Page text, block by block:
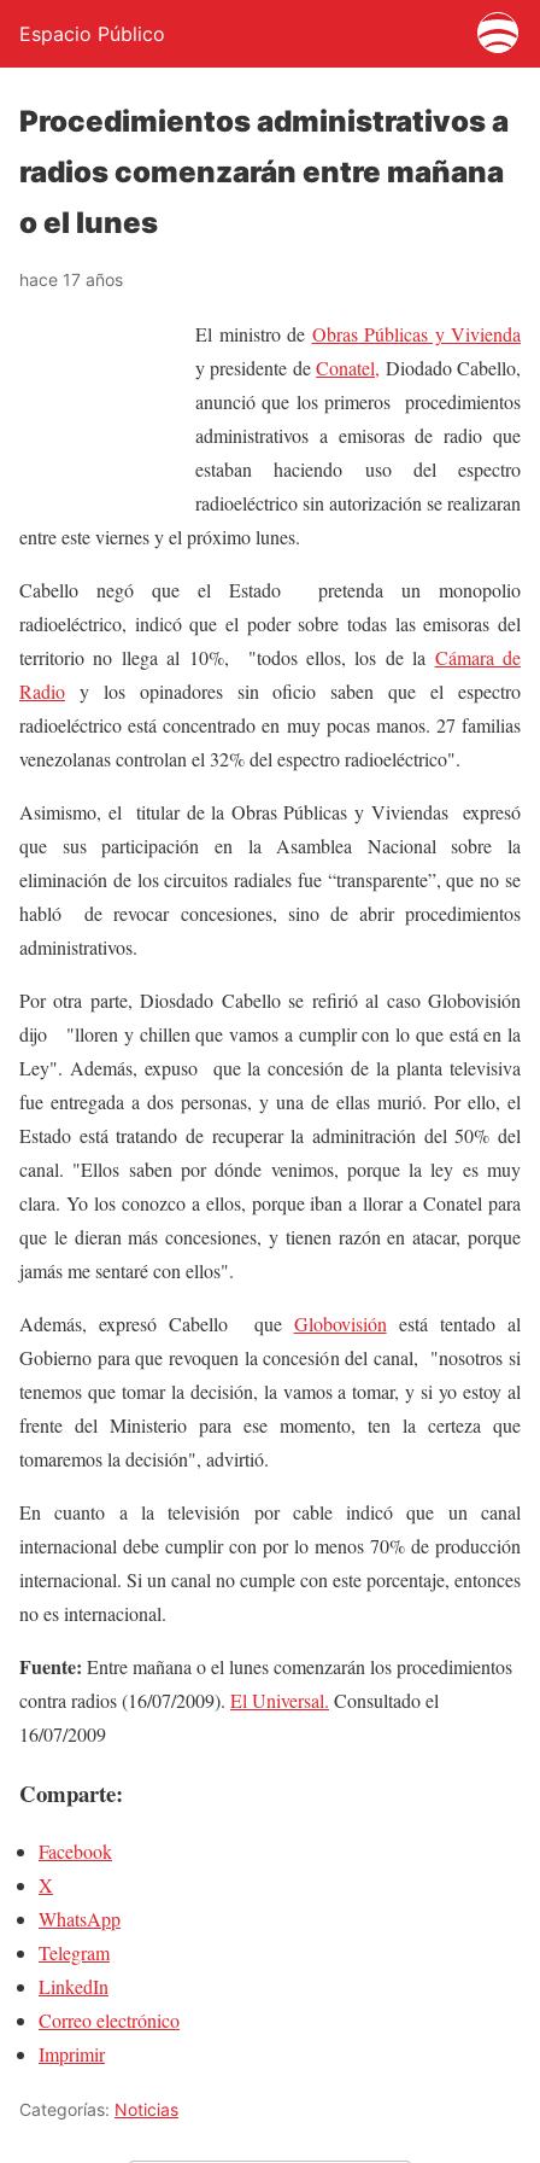
Espacio Público
Procedimientos administrativos a
radios comenzarán entre mañana
o el lunes
hace 17 años
El ministro de Obras Públicas y Vivienda
y presidente deConatel, Diodado Cabello,
anunció que los primeros procedimientos
administrativos a emisoras de radio que
estaban haciendo uso del espectro
radioeléctrico sin autorización se realizaran
entre este viernes y el próximo lunes.
Cabello negó que el Estado pretenda un monopolio
radioeléctrico, indicó que el poder sobre todas las emisoras del
territorio no llega al 10%, "todos ellos, los de la Cámara de
Radio y los opinadores sin oficio saben que el espectro
radioeléctrico está concentrado en muy pocas manos. 27 familias
venezolanas controlan el 32% del espectro radioeléctrico".
Asimismo, el titular de la Obras Públicas y Viviendas expresó
que sus participación en la Asamblea Nacional sobre la
eliminación de los circuitos radiales fue “transparente”, que no se
habló de revocar concesiones, sino de abrir procedimientos
administrativos.
Por otra parte, Diosdado Cabello se refirió al caso Globovisión
dijo "lloren y chillen que vamos a cumplir con lo que está en la
Ley". Además, expuso que la concesión de la planta televisiva
fue entregada a dos personas, y una de ellas murió. Por ello, el
Estado está tratando de recuperar la adminitración del 50% del
canal. "Ellos saben por dónde venimos, porque la ley es muy
clara. Yo los conozco a ellos, porque iban a llorar a Conatel para
que le dieran más concesiones, y tienen razón en atacar, porque
jamás me sentaré con ellos".
Además, expresó Cabello que Globovisión está tentado al
Gobierno para que revoquen la concesión del canal, "nosotros si
tenemos que tomar la decisión, la vamos a tomar, y si yo estoy al
frente del Ministerio para ese momento, ten la certeza que
tomaremos la decisión", advirtió.
En cuanto a la televisión por cable indicó que un canal
internacional debe cumplir con por lo menos 70% de producción
internacional. Si un canal no cumple con este porcentaje, entonces
no es internacional.
Fuente: Entre mañana o el lunes comenzarán los procedimientos
contra radios (16/07/2009). El Universal. Consultado el
16/07/2009
Comparte:
Facebook
X
WhatsApp
Telegram
LinkedIn
Correo electrónico
Imprimir
Categorías: Noticias